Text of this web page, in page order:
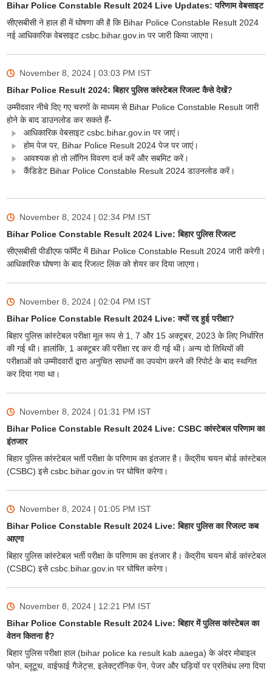
Bihar Police Constable Result 2024 Live Updates: परिणाम वेबसाइट
सीएसबीसी ने हाल ही में घोषणा की है कि Bihar Police Constable Result 2024
नई आधिकारिक वेबसाइट csbc.bihar.gov.in पर जारी किया जाएगा।
November 8, 2024 | 03:03 PM IST
Bihar Police Result 2024: बिहार पुलिस कांस्टेबल रिजल्ट कैसे देखें?
उम्मीदवार नीचे दिए गए चरणों के माध्यम से Bihar Police Constable Result जारी
होने के बाद डाउनलोड कर सकते हैं-
आधिकारिक वेबसाइट csbc.bihar.gov.in पर जाएं।
होम पेज पर, Bihar Police Result 2024 पेज पर जाएं।
आवश्यक हो तो लॉगिन विवरण दर्ज करें और सबमिट करें।
कैंडिडेट Bihar Police Constable Result 2024 डाउनलोड करें।
November 8, 2024 | 02:34 PM IST
Bihar Police Constable Result 2024 Live: बिहार पुलिस रिजल्ट
सीएसबीसी पीडीएफ फॉर्मेट में Bihar Police Constable Result 2024 जारी करेगी।
आधिकारिक घोषणा के बाद रिजल्ट लिंक को शेयर कर दिया जाएगा।
November 8, 2024 | 02:04 PM IST
Bihar Police Constable Result 2024 Live: क्यों रद्द हुई परीक्षा?
बिहार पुलिस कांस्टेबल परीक्षा मूल रूप से 1, 7 और 15 अक्टूबर, 2023 के लिए निर्धारित
की गई थी। हालांकि, 1 अक्टूबर की परीक्षा रद्द कर दी गई थी। अन्य दो तिथियों की
परीक्षाओं को उम्मीदवारों द्वारा अनुचित साधनों का उपयोग करने की रिपोर्ट के बाद स्थगित
कर दिया गया था।
November 8, 2024 | 01:31 PM IST
Bihar Police Constable Result 2024 Live: CSBC कांस्टेबल परिणाम का
इंतजार
बिहार पुलिस कांस्टेबल भर्ती परीक्षा के परिणाम का इंतजार है। केंद्रीय चयन बोर्ड कांस्टेबल
(CSBC) इसे csbc.bihar.gov.in पर घोषित करेगा।
November 8, 2024 | 01:05 PM IST
Bihar Police Constable Result 2024 Live: बिहार पुलिस का रिजल्ट कब
आएगा
बिहार पुलिस कांस्टेबल भर्ती परीक्षा के परिणाम का इंतजार है। केंद्रीय चयन बोर्ड कांस्टेबल
(CSBC) इसे csbc.bihar.gov.in पर घोषित करेगा।
November 8, 2024 | 12:21 PM IST
Bihar Police Constable Result 2024 Live: बिहार में पुलिस कांस्टेबल का
वेतन कितना है?
बिहार पुलिस परीक्षा हाल (bihar police ka result kab aaega) के अंदर मोबाइल
फोन, ब्लूटूथ, वाईफाई गैजेट्स, इलेक्ट्रॉनिक पेन, पेजर और घड़ियों पर प्रतिबंध लगा दिया